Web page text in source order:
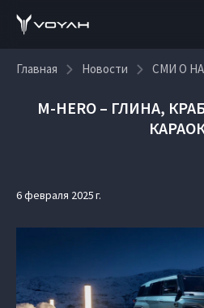
Главная Новости СМИ О
M-HERO – ГЛИНА,
6 февраля 2025 г.